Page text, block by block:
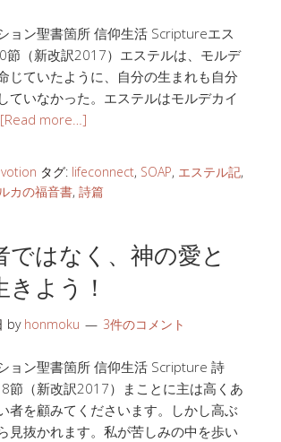
ョン聖書箇所 信仰生活 Scriptureエス
（新改訳2017）エステルは、モルデ
じていたように、自分の生まれも自分
ていなかった。エステルはモルデカイ
[Read more…]
タグ: lifeconnect, SOAP, エステル記,
ルカの福音書, 詩篇
ではなく、神の愛と
よう！
by honmoku 3件のコメント
ョン聖書箇所 信仰生活 Scripture 詩
（新改訳2017）まことに主は高くあ
者を顧みてくださいます。しかし高ぶ
見抜かれます。私が苦しみの中を歩い